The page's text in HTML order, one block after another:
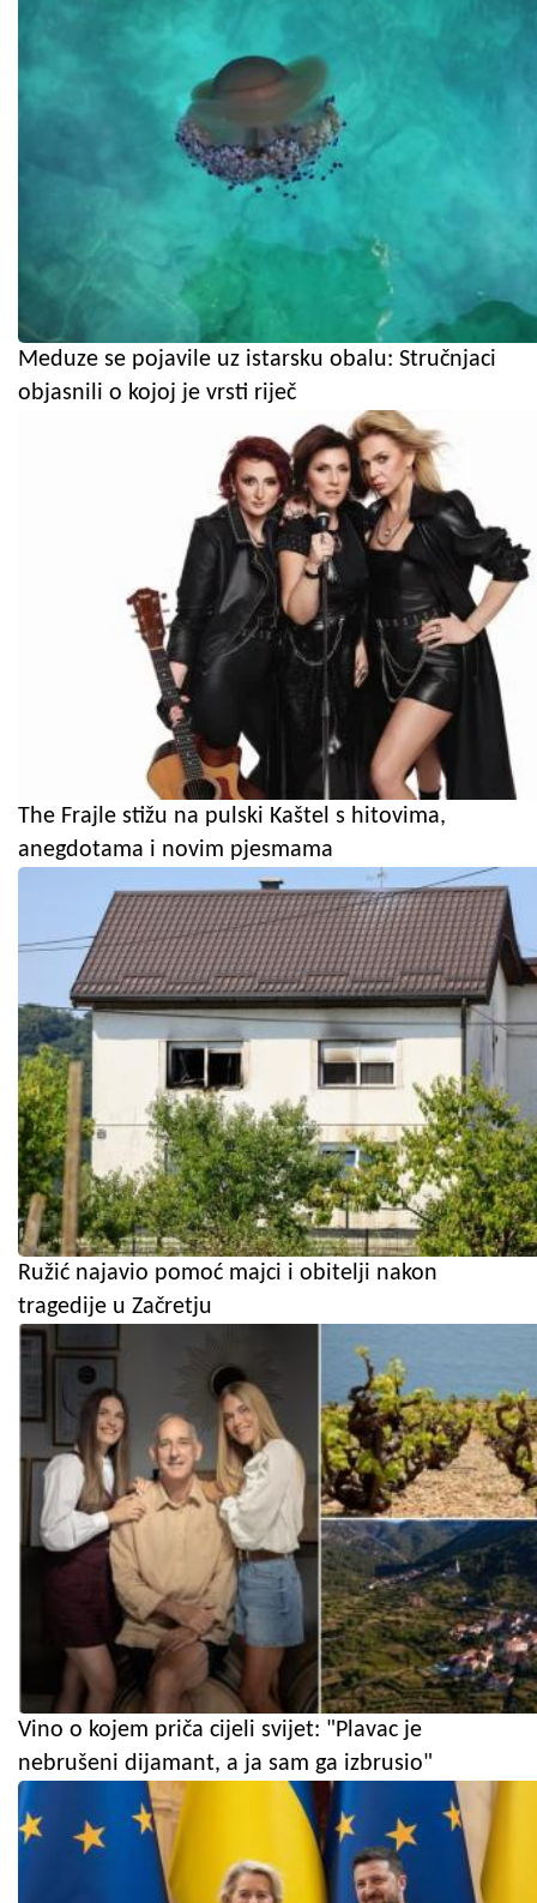
Meduze se pojavile uz istarsku obalu: Stručnjaci
objasnili o kojoj je vrsti riječ
The Frajle stižu na pulski Kaštel s hitovima,
anegdotama i novim pjesmama
Ružić najavio pomoć majci i obitelji nakon
tragedije u Začretju
Vino o kojem priča cijeli svijet: "Plavac je
nebrušeni dijamant, a ja sam ga izbrusio"